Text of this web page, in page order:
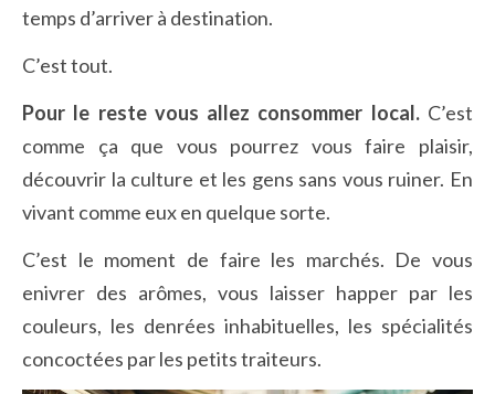
temps d’arriver à destination.
C’est tout.
Pour le reste vous allez consommer local.C’est
comme ça que vous pourrez vous faire plaisir,
découvrir la culture et les gens sans vous ruiner. En
vivant comme eux en quelque sorte.
C’est le moment de faire les marchés. De vous
enivrer des arômes, vous laisser happer par les
couleurs, les denrées inhabituelles, les spécialités
concoctées par les petits traiteurs.